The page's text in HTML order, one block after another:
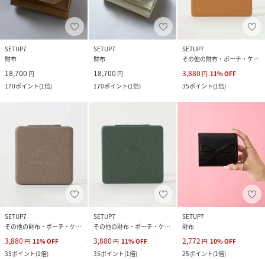
SETUP7
財布
18,700 円
170ポイント(1倍)
SETUP7
財布
18,700 円
170ポイント(1倍)
SETUP7
その他の財布・ポーチ・ケース
3,880 円 11%OFF
35ポイント(1倍)
SETUP7
その他の財布・ポーチ・ケース
3,880 円 11%OFF
35ポイント(1倍)
SETUP7
その他の財布・ポーチ・ケース
3,880 円 11%OFF
35ポイント(1倍)
SETUP7
財布
2,772 円 10%OFF
25ポイント(1倍)